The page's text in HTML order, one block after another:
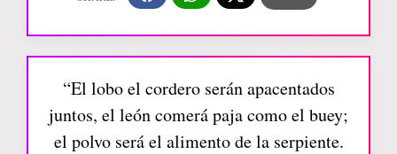
“El lobo el cordero serán apacentados
juntos, el león comerá paja como el buey;
el polvo será el alimento de la serpiente.